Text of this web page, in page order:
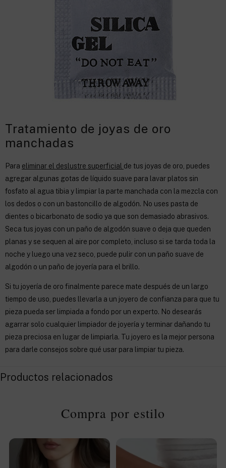
Tratamiento de joyas de oro
manchadas
Para eliminar el deslustre superficial de tus joyas de oro, puedes
agregar algunas gotas de líquido suave para lavar platos sin
fosfato al agua tibia y limpiar la parte manchada con la mezcla con
los dedos o con un bastoncillo de algodón. No uses pasta de
dientes o bicarbonato de sodio ya que son demasiado abrasivos.
Seca tus joyas con un paño de algodón suave o deja que queden
planas y se sequen al aire por completo, incluso si se tarda toda la
noche y luego una vez seco, puede pulir con un paño suave de
algodón o un paño de joyería para el brillo.
Si tu joyería de oro finalmente parece mate después de un largo
tiempo de uso, puedes llevarla a un joyero de confianza para que tu
pieza pueda ser limpiada a fondo por un experto. No desearás
agarrar solo cualquier limpiador de joyería y terminar dañando tu
pieza preciosa en lugar de limpiarla. Tu joyero es la mejor persona
para darle consejos sobre qué usar para limpiar tu pieza.
Productos relacionados
Compra por estilo